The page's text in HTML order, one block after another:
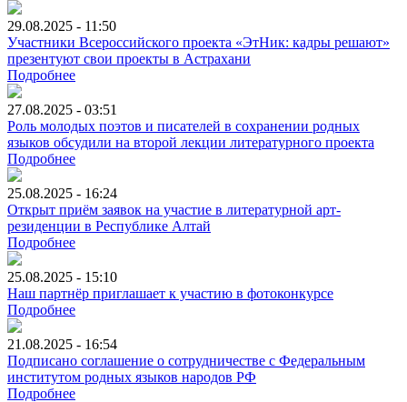
29.08.2025 - 11:50
Участники Всероссийского проекта «ЭтНик: кадры решают»
презентуют свои проекты в Астрахани
Подробнее
27.08.2025 - 03:51
Роль молодых поэтов и писателей в сохранении родных
языков обсудили на второй лекции литературного проекта
Подробнее
25.08.2025 - 16:24
Открыт приём заявок на участие в литературной арт-
резиденции в Республике Алтай
Подробнее
25.08.2025 - 15:10
Наш партнёр приглашает к участию в фотоконкурсе
Подробнее
21.08.2025 - 16:54
Подписано соглашение о сотрудничестве с Федеральным
институтом родных языков народов РФ
Подробнее